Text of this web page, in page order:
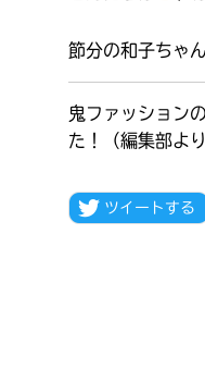
節分の和子ちゃ
鬼ファッション
た！（編集部よ